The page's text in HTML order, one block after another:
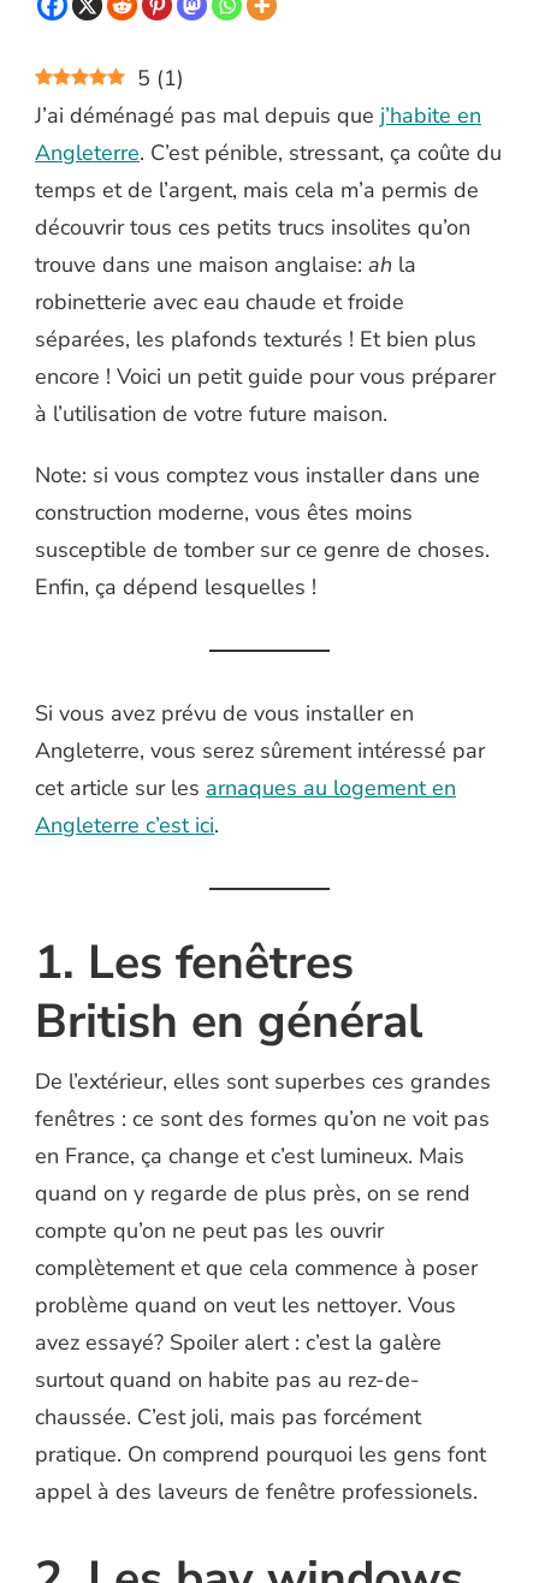
5 (1)
J’ai déménagé pas mal depuis que j’habite en
Angleterre. C’est pénible, stressant, ça coûte du
temps et de l’argent, mais cela m’a permis de
découvrir tous ces petits trucs insolites qu’on
trouve dans une maison anglaise: ah la
robinetterie avec eau chaude et froide
séparées, les plafonds texturés ! Et bien plus
encore ! Voici un petit guide pour vous préparer
à l’utilisation de votre future maison.
Note: si vous comptez vous installer dans une
construction moderne, vous êtes moins
susceptible de tomber sur ce genre de choses.
Enfin, ça dépend lesquelles !
Si vous avez prévu de vous installer en
Angleterre, vous serez sûrement intéressé par
cet article sur les arnaques au logement en
Angleterre c’est ici.
1. Les fenêtres
British en général
De l’extérieur, elles sont superbes ces grandes
fenêtres : ce sont des formes qu’on ne voit pas
en France, ça change et c’est lumineux. Mais
quand on y regarde de plus près, on se rend
compte qu’on ne peut pas les ouvrir
complètement et que cela commence à poser
problème quand on veut les nettoyer. Vous
avez essayé? Spoiler alert : c’est la galère
surtout quand on habite pas au rez-de-
chaussée. C’est joli, mais pas forcément
pratique. On comprend pourquoi les gens font
appel à des laveurs de fenêtre professionels.